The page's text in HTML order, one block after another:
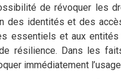
de révoquer les
des identités et des
essentiels et aux
résilience. Dans les
immédiatement